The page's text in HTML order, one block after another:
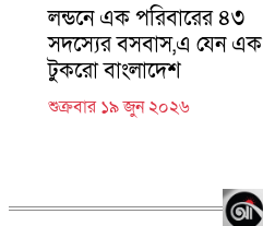
লন্ডনে এক পরিবারের ৪৩
সদস্যের বসবাস,এ যেন এক
টুকরো বাংলাদেশ
শুক্রবার ১৯ জুন ২০২৬